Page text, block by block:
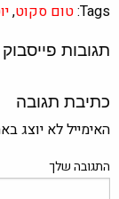
Tags: טום סקוט,
תגובות פייסבוק
כתיבת תגובה
האימייל לא יוצג
התגובה שלך